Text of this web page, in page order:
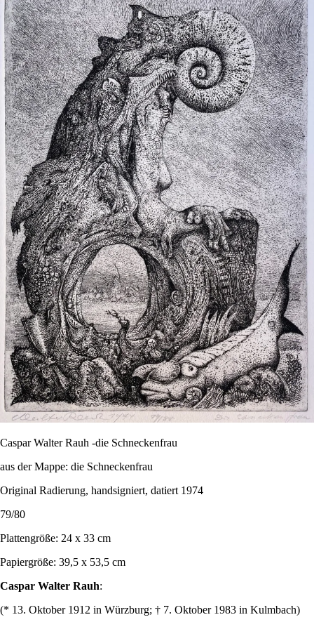
Caspar Walter Rauh -die Schneckenfrau
aus der Mappe: die Schneckenfrau
Original Radierung, handsigniert, datiert 1974
79/80
Plattengröße: 24 x 33 cm
Papiergröße: 39,5 x 53,5 cm
Caspar Walter Rauh:
(* 13. Oktober 1912 in Würzburg; † 7. Oktober 1983 in Kulmbach)